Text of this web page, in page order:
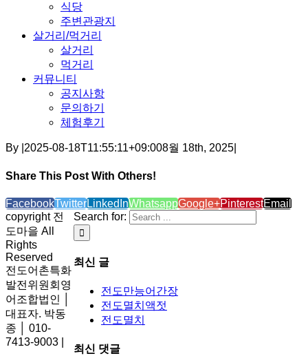
식당
주변관광지
살거리/먹거리
살거리
먹거리
커뮤니티
공지사항
문의하기
체험후기
By 2025-08-18T11:55:11+09:008월 18th, 2025
Share This Post With Others!
FacebookTwitterLinkedInWhatsappGoogle+PinterestEmail
Search for:
최신 글
전도만능어간장
전도멸치액젓
전도멸치
최신 댓글
copyright 전
도마을 All
Rights
Reserved
전도어촌특화
발전위원회영
어조합법인 │
대표자. 박동
종 │ 010-
7413-9003 |